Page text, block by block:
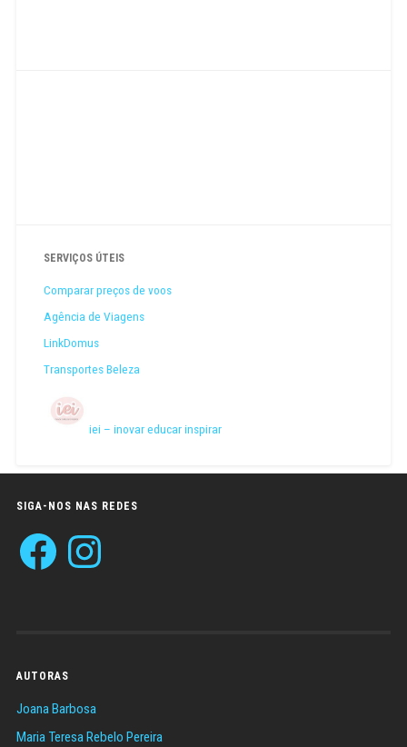
SERVIÇOS ÚTEIS
Comparar preços de voos
Agência de Viagens
LinkDomus
Transportes Beleza
iei – inovar educar inspirar
SIGA-NOS NAS REDES
Facebook Instagram
AUTORAS
Joana Barbosa
Maria Teresa Rebelo Pereira